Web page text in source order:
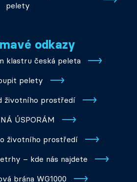
pelety
odkazy
klastru česká peleta
pelety
životního prostředí
ÚSPORÁM
životního prostředí
– kde nás najdete
brána WG1000